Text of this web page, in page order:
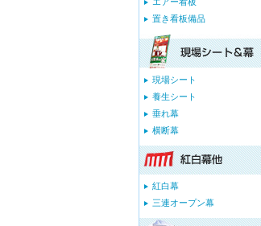
置き看板備品
現場シート
養生シート
垂れ幕
横断幕
紅白幕
三連オープン幕